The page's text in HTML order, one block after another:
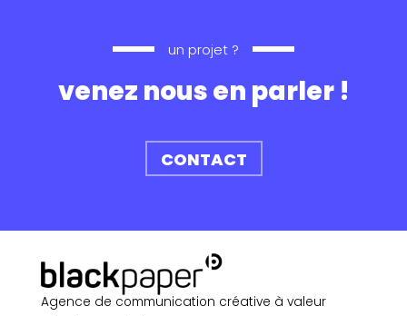
un projet ?
venez nous en parler !
CONTACT
Agence de communication créative à valeur